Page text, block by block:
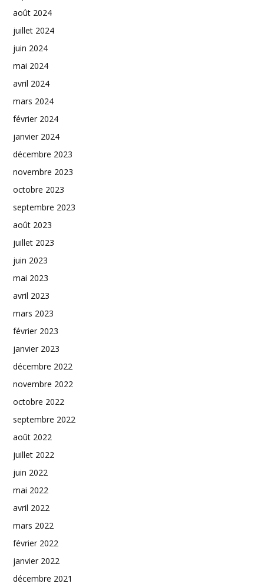
août 2024
juillet 2024
juin 2024
mai 2024
avril 2024
mars 2024
février 2024
janvier 2024
décembre 2023
novembre 2023
octobre 2023
septembre 2023
août 2023
juillet 2023
juin 2023
mai 2023
avril 2023
mars 2023
février 2023
janvier 2023
décembre 2022
novembre 2022
octobre 2022
septembre 2022
août 2022
juillet 2022
juin 2022
mai 2022
avril 2022
mars 2022
février 2022
janvier 2022
décembre 2021